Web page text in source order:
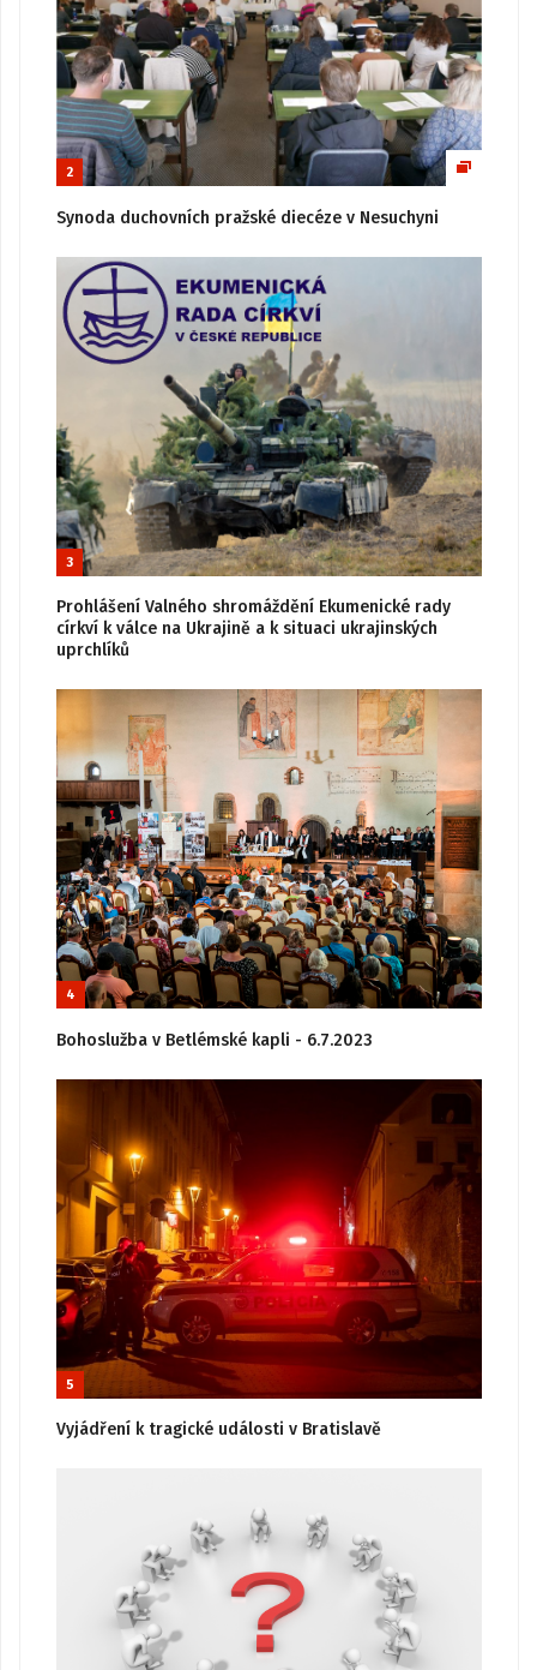
2
Synoda duchovních pražské diecéze v Nesuchyni
3
Prohlášení Valného shromáždění Ekumenické rady
církví k válce na Ukrajině a k situaci ukrajinských
uprchlíků
4
Bohoslužba v Betlémské kapli - 6.7.2023
5
Vyjádření k tragické události v Bratislavě